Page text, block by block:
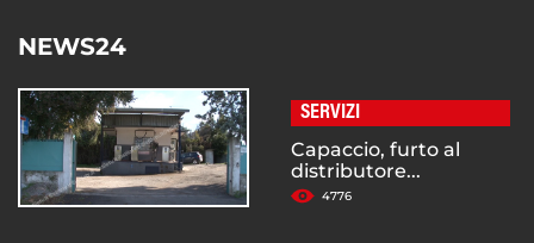
NEWS24
SERVIZI
Capaccio, furto al
distributore...
4776